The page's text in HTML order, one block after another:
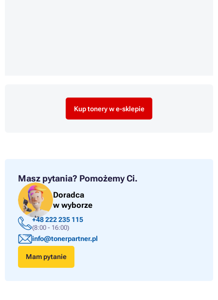
Kup tonery w e-sklepie
Masz pytania? Pomożemy Ci.
Doradca
w wyborze
+48 222 235 115
(8:00 - 16:00)
info@tonerpartner.pl
Mam pytanie